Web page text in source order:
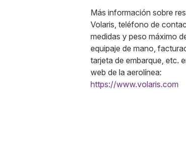
Más información sobre
Volaris, teléfono de
medidas y peso máximo
equipaje de mano,
tarjeta de embarque, etc.
web de la aerolínea:
https://www.volaris.com